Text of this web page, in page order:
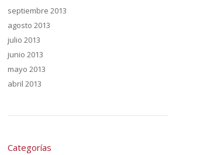
septiembre 2013
agosto 2013
julio 2013
junio 2013
mayo 2013
abril 2013
Categorías